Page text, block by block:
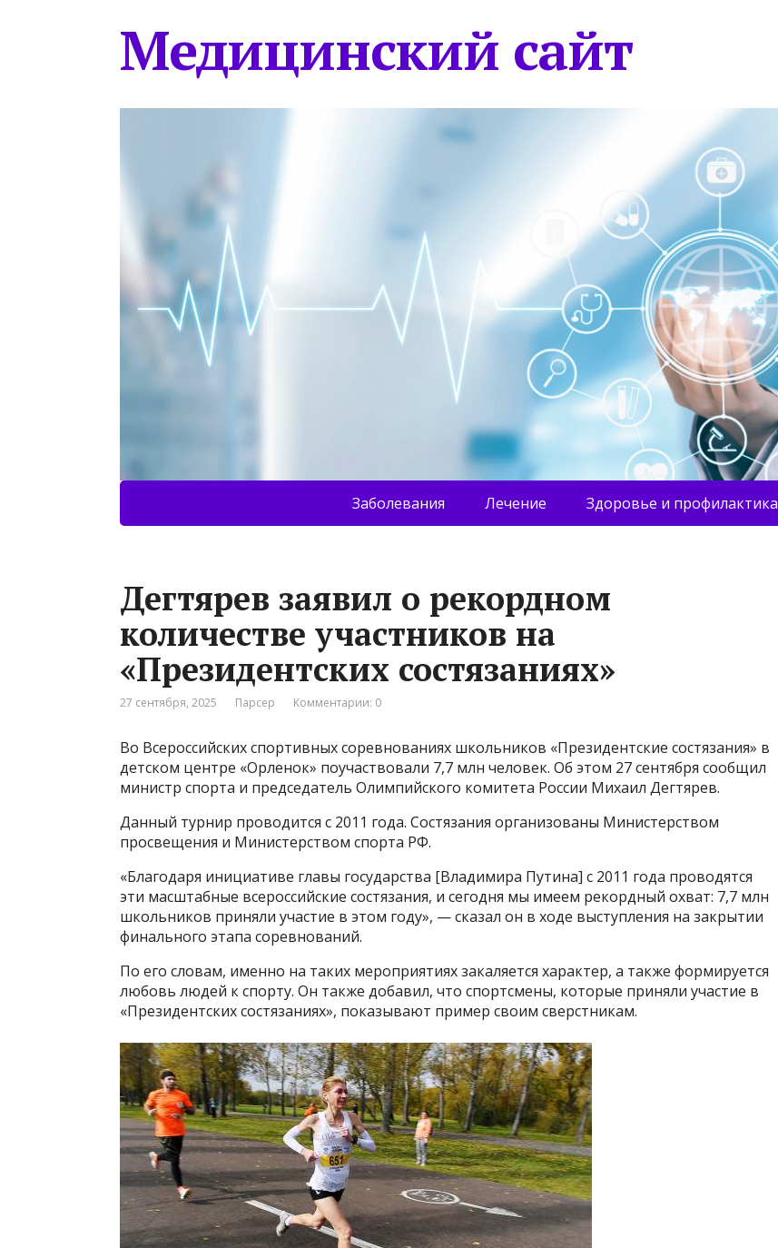
Медицинский сайт
Заболевания Лечение Здоровье и профилактика
Дегтярев заявил о рекордном
количестве участников на
«Президентских состязаниях»
27 сентября, 2025 Парсер Комментарии: 0
Во Всероссийских спортивных соревнованиях школьников «Президентские состязания» в
детском центре «Орленок» поучаствовали 7,7 млн человек. Об этом 27 сентября сообщил
министр спорта и председатель Олимпийского комитета России Михаил Дегтярев.
Данный турнир проводится с 2011 года. Состязания организованы Министерством
просвещения и Министерством спорта РФ.
«Благодаря инициативе главы государства [Владимира Путина] с 2011 года проводятся
эти масштабные всероссийские состязания, и сегодня мы имеем рекордный охват: 7,7 млн
школьников приняли участие в этом году», — сказал он в ходе выступления на закрытии
финального этапа соревнований.
По его словам, именно на таких мероприятиях закаляется характер, а также формируется
любовь людей к спорту. Он также добавил, что спортсмены, которые приняли участие в
«Президентских состязаниях», показывают пример своим сверстникам.